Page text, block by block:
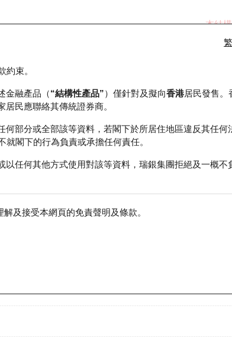
本結
ol-
繁
約束。
金融產品（“結構性產品”）僅針對及擬向香港居民發售。
民應聯絡其傳統證券商。
部分或全部該等資料，若閣下於所居住地區違反其任何
就閣下的行為負責或承擔任何責任。
任何其他方式使用對該等資料，瑞銀集團拒絕及一概不
解及接受本網頁的免責聲明及條款。